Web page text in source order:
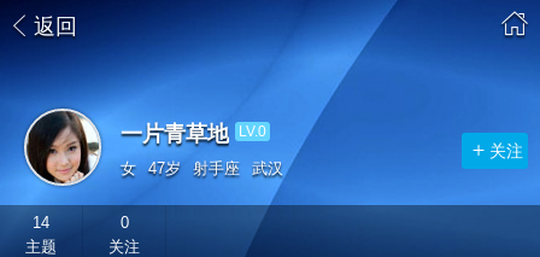
返回
女 47岁 射手座 武汉
关注
一片青草地 LV.0
14
主题
0
关注